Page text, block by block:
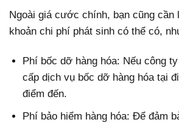
Ngoài giá cước chính, bạn cũng cần
khoản chi phí phát sinh có thể có,
Phí bốc dỡ hàng hóa: Nếu công
cấp dịch vụ bốc dỡ hàng hóa tại
điểm đến.
Phí bảo hiểm hàng hóa: Để đảm